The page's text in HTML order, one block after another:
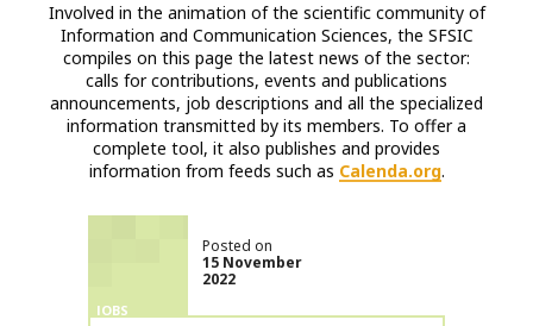
Involved in the animation of the scientific community of
Information and Communication Sciences, the SFSIC
compiles on this page the latest news of the sector:
calls for contributions, events and publications
announcements, job descriptions and all the specialized
information transmitted by its members. To offer a
complete tool, it also publishes and provides
information from feeds such as Calenda.org.
JOBS
Posted on
15 November
2022